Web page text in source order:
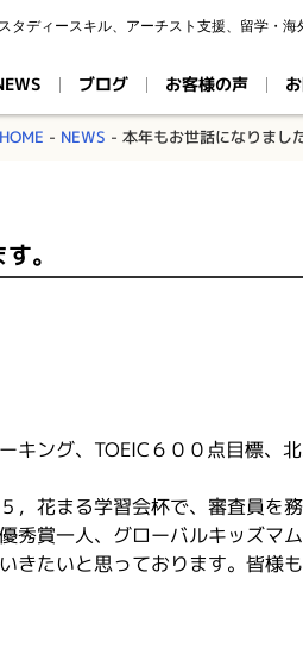
ディースキル、アーチスト支援、留学・海
ブログ お客様の声
HOME - NEWS - 本年もお世話になりまし
。
ング、TOEIC６００点目標、
花まる学習会杯で、審査員を
賞一人、グローバルキッズマム
たいと思っております。皆様